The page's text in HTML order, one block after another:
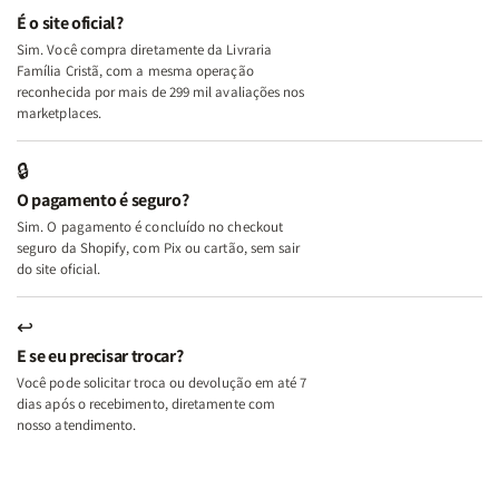
e
Deus
+
A
Mulher
Lar
+
A
Lar
É o site oficial?
Sim. Você compra diretamente da Livraria
Família Cristã, com a mesma operação
reconhecida por mais de 299 mil avaliações nos
marketplaces.
🔒
O pagamento é seguro?
Sim. O pagamento é concluído no checkout
seguro da Shopify, com Pix ou cartão, sem sair
do site oficial.
↩
E se eu precisar trocar?
Você pode solicitar troca ou devolução em até 7
dias após o recebimento, diretamente com
nosso atendimento.